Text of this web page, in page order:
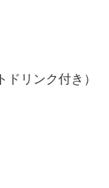
ドリンク付き）